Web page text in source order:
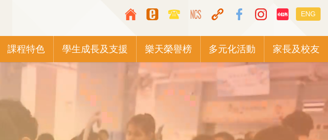
Top
Media
Icon
Button
switcher
ENG
課程特色 學生成長及支援 樂天榮譽榜 多元化活動 家長及校友